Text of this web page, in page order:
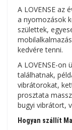
A LOVENSE az
a nyomozások
születtek,
kedvére tenni.
A LOVENSE-on
találhatnak,
vibrátorokat,
prosztata
bugyi vibrátort,
Hogyan szállít